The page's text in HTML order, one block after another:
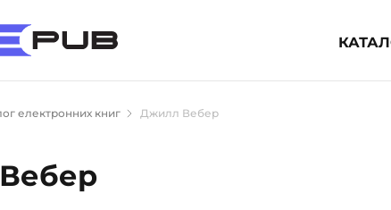
Художня література (1854)
електронних книг Джилл Вебер